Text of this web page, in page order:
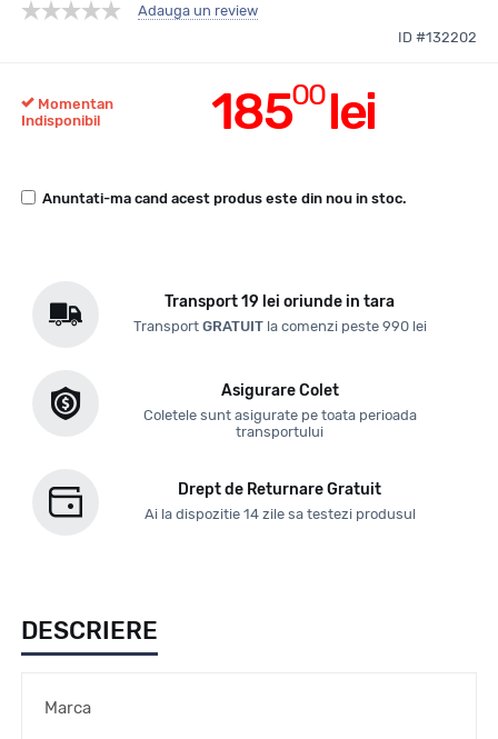
Adauga un review
ID #132202
18500lei
Momentan
Indisponibil
Anuntati-ma cand acest produs este din nou in stoc.
Transport 19 lei oriunde in tara
Transport GRATUITla comenzi peste 990 lei
Asigurare Colet
Coletele sunt asigurate pe toata perioada
transportului
Drept de Returnare Gratuit
Ai la dispozitie 14 zile sa testezi produsul
DESCRIERE
Marca